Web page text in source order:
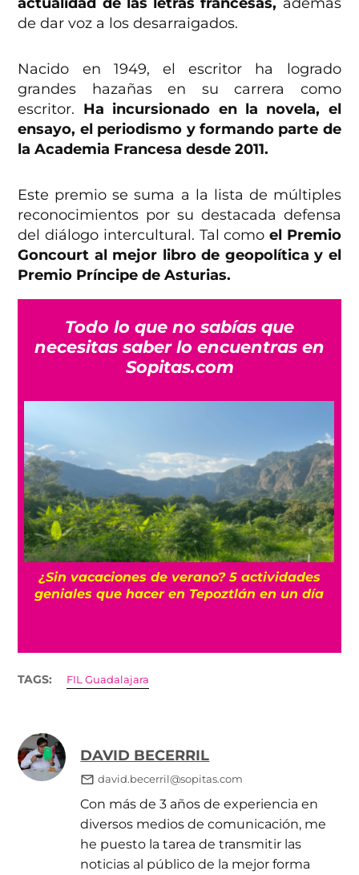
de dar voz a los desarraigados.
Nacido en 1949, el escritor ha logrado
grandes hazañas en su carrera como
escritor. Ha incursionado en la novela, el
ensayo, el periodismo y formando parte de
la Academia Francesa desde 2011.
Este premio se suma a la lista de múltiples
reconocimientos por su destacada defensa
del diálogo intercultural. Tal como el Premio
Goncourt al mejor libro de geopolítica y el
Premio Príncipe de Asturias.
Todo lo que no sabías que
necesitas saber lo encuentras en
Sopitas.com
¿Sin vacaciones de verano? 5 actividades
geniales que hacer en Tepoztlán en un día
TAGS: FIL Guadalajara
DAVID BECERRIL
david.becerril@sopitas.com
Con más de 3 años de experiencia en
diversos medios de comunicación, me
he puesto la tarea de transmitir las
noticias al público de la mejor forma